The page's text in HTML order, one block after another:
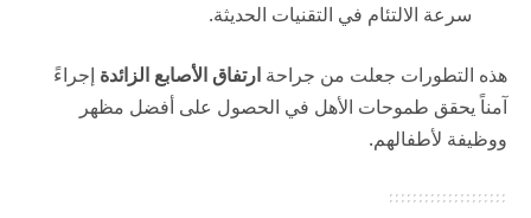
سرعة الالتئام في التقنيات الحديثة.
هذه التطورات جعلت من جراحة ارتفاق الأصابع الزائدة إجراءً
آمناً يحقق طموحات الأهل في الحصول على أفضل مظهر
ووظيفة لأطفالهم.